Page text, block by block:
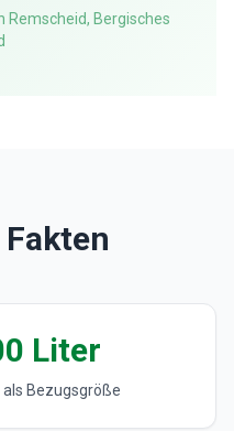
Remscheid, Bergisches
Liter
Bezugsgröße